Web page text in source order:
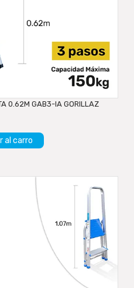
0.62M GAB3-IA GORILLAZ
al carro